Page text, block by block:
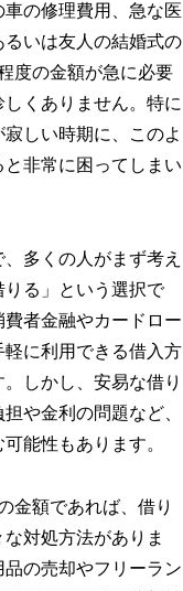
の修理費用、急な医
いは友人の結婚式の
度の金額が急に必要
くありません。特に
しい時期に、このよ
と非常に困ってしまい
多くの人がまず考え
りる」という選択で
者金融やカードロー
軽に利用できる借入方
しかし、安易な借り
や金利の問題など、
能性もあります。
金額であれば、借り
対処方法がありま
の売却やフリーラン